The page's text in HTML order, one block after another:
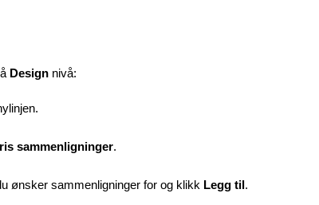
Design nivå:
sammenligninger.
ønsker sammenligninger for og klikk Legg til.